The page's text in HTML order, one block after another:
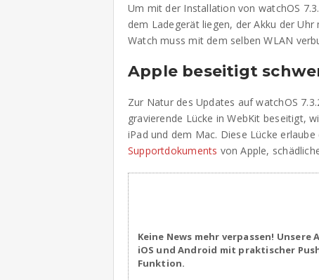
Um mit der Installation von watchOS
dem Ladegerät liegen, der Akku der
Watch muss mit dem selben WLAN
Apple beseitigt
Zur Natur des Updates auf watchOS
gravierende Lücke in WebKit beseitigt,
iPad und dem Mac. Diese Lücke
Supportdokuments von Apple,
Keine News mehr verpassen! Unsere
iOS und Android mit praktischer
Funktion.